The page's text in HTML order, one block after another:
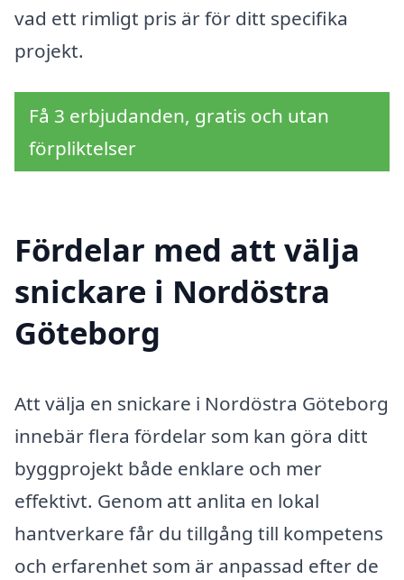
vad ett rimligt pris är för ditt specifika
projekt.
Få 3 erbjudanden, gratis och utan
förpliktelser
Fördelar med att välja
snickare i Nordöstra
Göteborg
Att välja en snickare i Nordöstra Göteborg
innebär flera fördelar som kan göra ditt
byggprojekt både enklare och mer
effektivt. Genom att anlita en lokal
hantverkare får du tillgång till kompetens
och erfarenhet som är anpassad efter de